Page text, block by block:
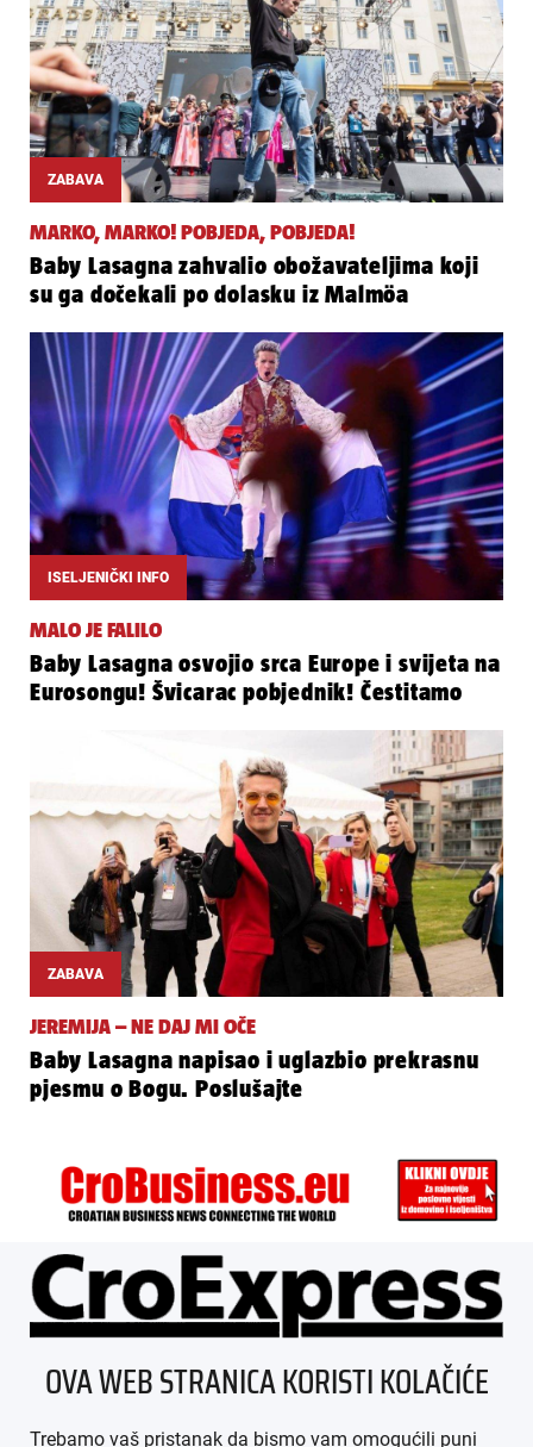
ZABAVA
MARKO, MARKO! POBJEDA, POBJEDA!
Baby Lasagna zahvalio obožavateljima koji
su ga dočekali po dolasku iz Malmöa
ISELJENIČKI INFO
MALO JE FALILO
Baby Lasagna osvojio srca Europe i svijeta na
Eurosongu! Švicarac pobjednik! Čestitamo
ZABAVA
JEREMIJA – NE DAJ MI OČE
Baby Lasagna napisao i uglazbio prekrasnu
pjesmu o Bogu. Poslušajte
ÜBER UNS
IMPRESSUM
OVA WEB STRANICA KORISTI KOLAČIĆE
Trebamo vaš pristanak da bismo vam omogućili puni